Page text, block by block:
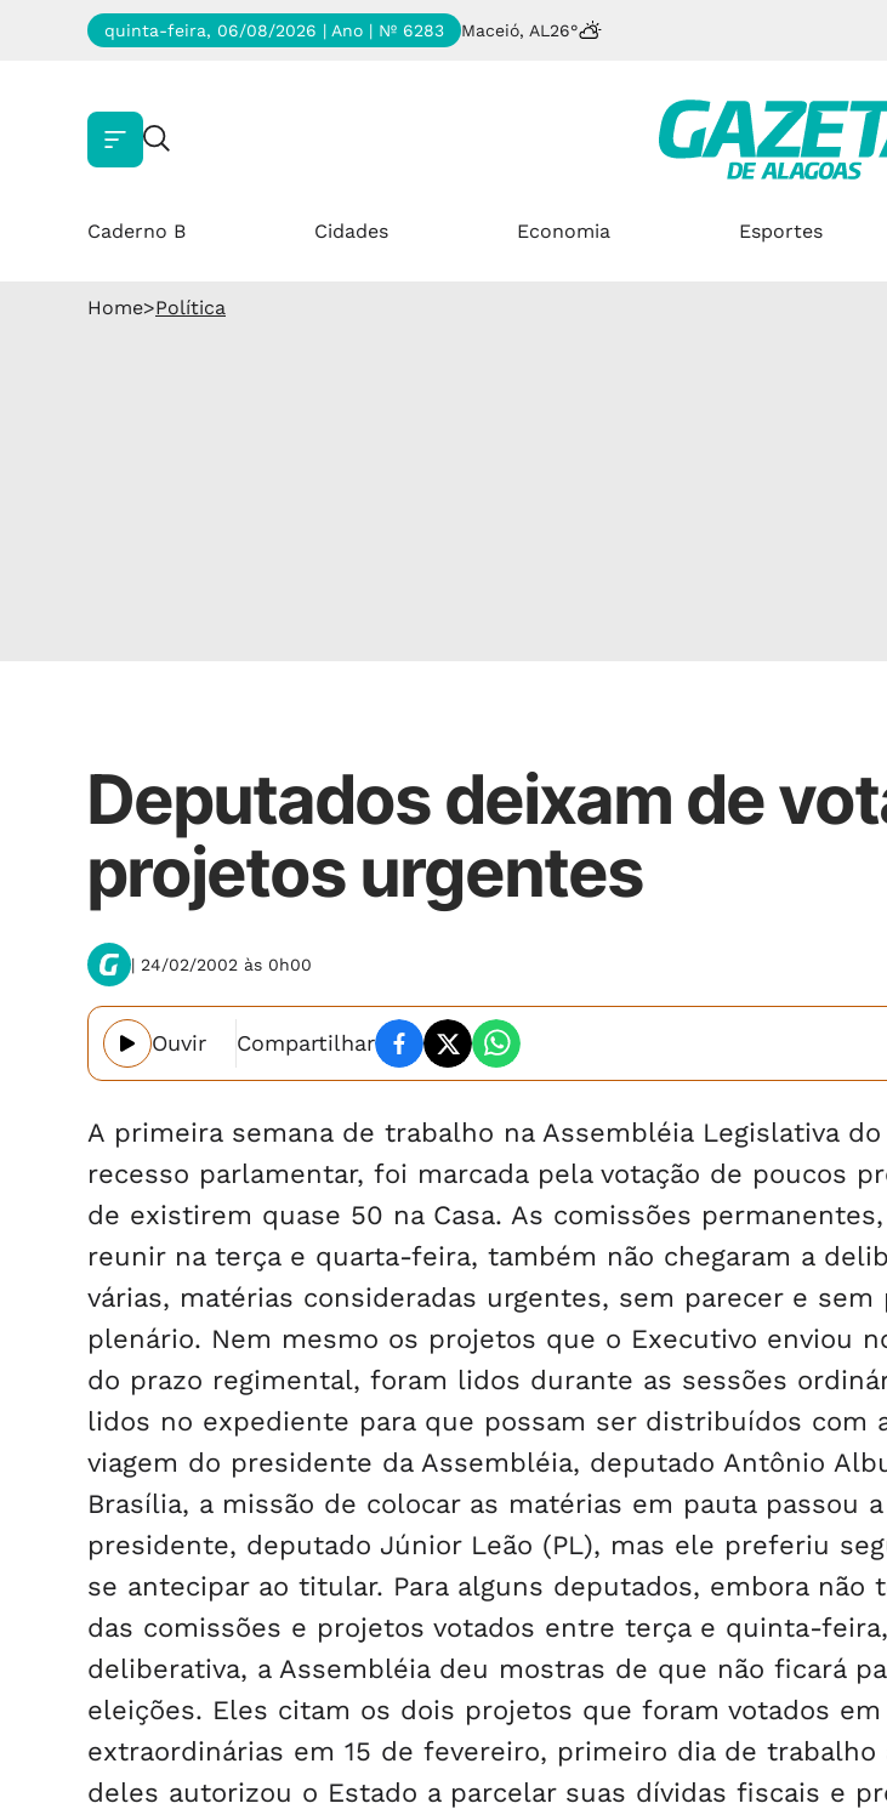
quinta-feira, 06/08/2026 | Ano | Nº 6283 Maceió, AL 26°
Caderno B Cidades Economia Esportes
Home>Política
Deputados deixam de
projetos urgentes
| 24/02/2002 às 0h00
Ouvir Compartilhar
A primeira semana de trabalho na Assembléia Legislativa
recesso parlamentar, foi marcada pela votação de poucos
de existirem quase 50 na Casa. As comissões
reunir na terça e quarta-feira, também não chegaram a
várias, matérias consideradas urgentes, sem parecer e sem
plenário. Nem mesmo os projetos que o Executivo enviou
do prazo regimental, foram lidos durante as sessões
lidos no expediente para que possam ser distribuídos com
viagem do presidente da Assembléia, deputado Antônio
Brasília, a missão de colocar as matérias em pauta passou
presidente, deputado Júnior Leão (PL), mas ele preferiu
se antecipar ao titular. Para alguns deputados, embora não
das comissões e projetos votados entre terça e quinta-
deliberativa, a Assembléia deu mostras de que não ficará
eleições. Eles citam os dois projetos que foram votados em
extraordinárias em 15 de fevereiro, primeiro dia de trabalho
deles autorizou o Estado a parcelar suas dívidas fiscais e